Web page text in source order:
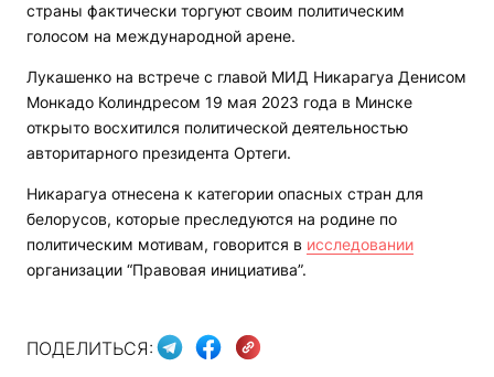
страны фактически торгуют своим политическим
голосом на международной арене.
Лукашенко на встрече с главой МИД Никарагуа Денисом
Монкадо Колиндресом 19 мая 2023 года в Минске
открыто восхитился политической деятельностью
авторитарного президента Ортеги.
Никарагуа отнесена к категории опасных стран для
белорусов, которые преследуются на родине по
политическим мотивам, говорится в исследовании
организации “Правовая инициатива”.
ПОДЕЛИТЬСЯ: